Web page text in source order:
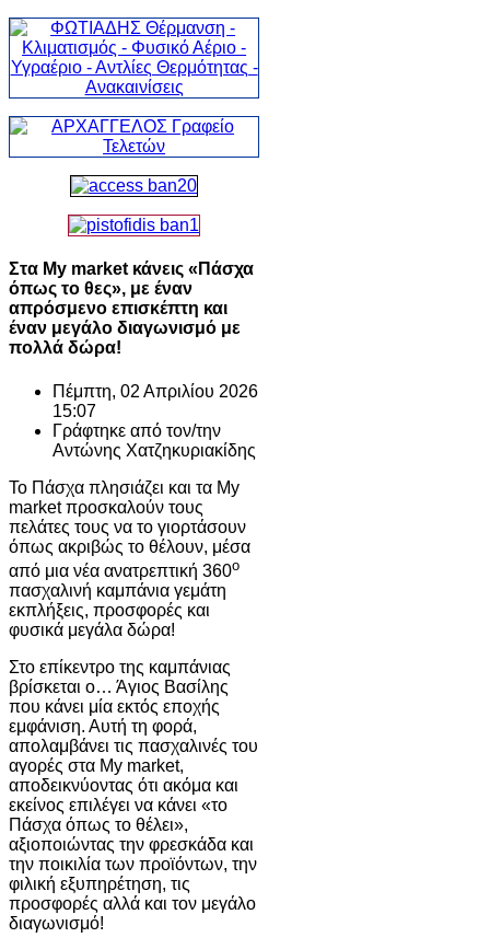
Στα My market κάνεις «Πάσχα
όπως το θες», με έναν
απρόσμενο επισκέπτη και
έναν μεγάλο διαγωνισμό με
πολλά δώρα!
Πέμπτη, 02 Απριλίου 2026
15:07
Γράφτηκε από τον/την
Αντώνης Χατζηκυριακίδης
Το Πάσχα πλησιάζει και τα My
market προσκαλούν τους
πελάτες τους να το γιορτάσουν
όπως ακριβώς το θέλουν, μέσα
από μια νέα ανατρεπτική 360ο
πασχαλινή καμπάνια γεμάτη
εκπλήξεις, προσφορές και
φυσικά μεγάλα δώρα!
Στο επίκεντρο της καμπάνιας
βρίσκεται ο… Άγιος Βασίλης
που κάνει μία εκτός εποχής
εμφάνιση. Αυτή τη φορά,
απολαμβάνει τις πασχαλινές του
αγορές στα My market,
αποδεικνύοντας ότι ακόμα και
εκείνος επιλέγει να κάνει «το
Πάσχα όπως το θέλει»,
αξιοποιώντας την φρεσκάδα και
την ποικιλία των προϊόντων, την
φιλική εξυπηρέτηση, τις
προσφορές αλλά και τον μεγάλο
διαγωνισμό!